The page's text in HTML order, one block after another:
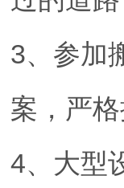
3、参加
案，严
4、大型